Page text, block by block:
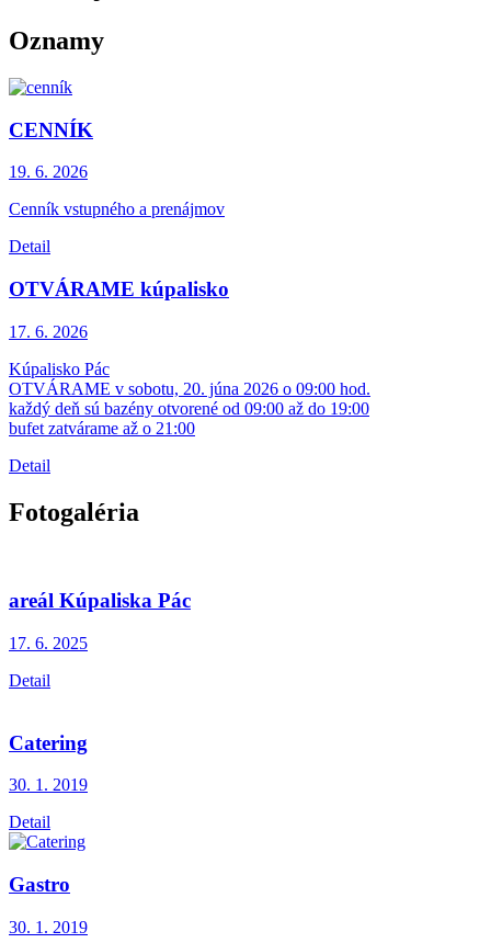
Oznamy
CENNÍK
19. 6. 2026
Cenník vstupného a prenájmov
Detail
OTVÁRAME kúpalisko
17. 6. 2026
Kúpalisko Pác
OTVÁRAME v sobotu, 20. júna 2026 o 09:00 hod.
každý deň sú bazény otvorené od 09:00 až do 19:00
bufet zatvárame až o 21:00
Detail
Fotogaléria
areál Kúpaliska Pác
17. 6. 2025
Detail
Catering
30. 1. 2019
Detail
Gastro
30. 1. 2019